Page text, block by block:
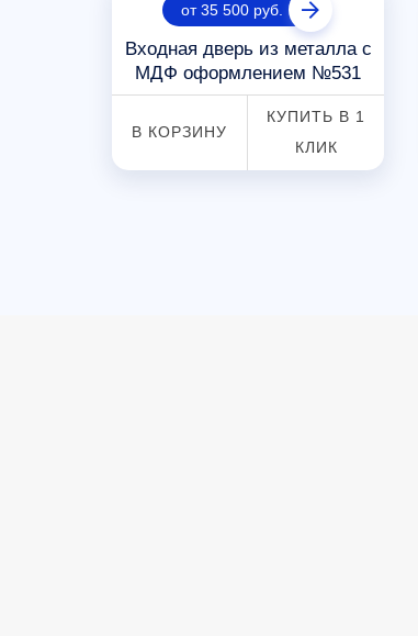
от 35 500 руб.
Входная дверь из металла с
МДФ оформлением №531
В КОРЗИНУ
КУПИТЬ В 1
КЛИК